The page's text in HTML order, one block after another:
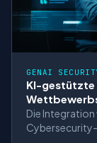
GENAI
KI-gestützte
Die Integration
Cybersecurity-